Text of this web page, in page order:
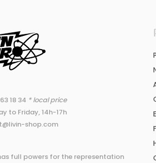
18 34 * local price
to Friday, 14h-17h
shop.com
full powers for the representation